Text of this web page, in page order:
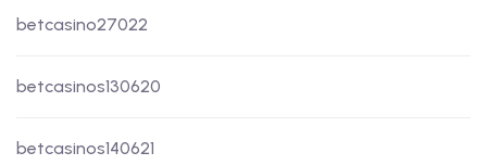
betcasino27022
betcasinos130620
betcasinos140621